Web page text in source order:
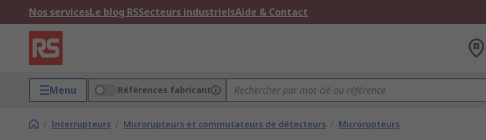
Nos servicesLe blog RSSecteurs industrielsAide & Contact
Menu Références fabricant
/ Interrupteurs / Microrupteurs et commutateurs de détecteurs / Microrupteurs